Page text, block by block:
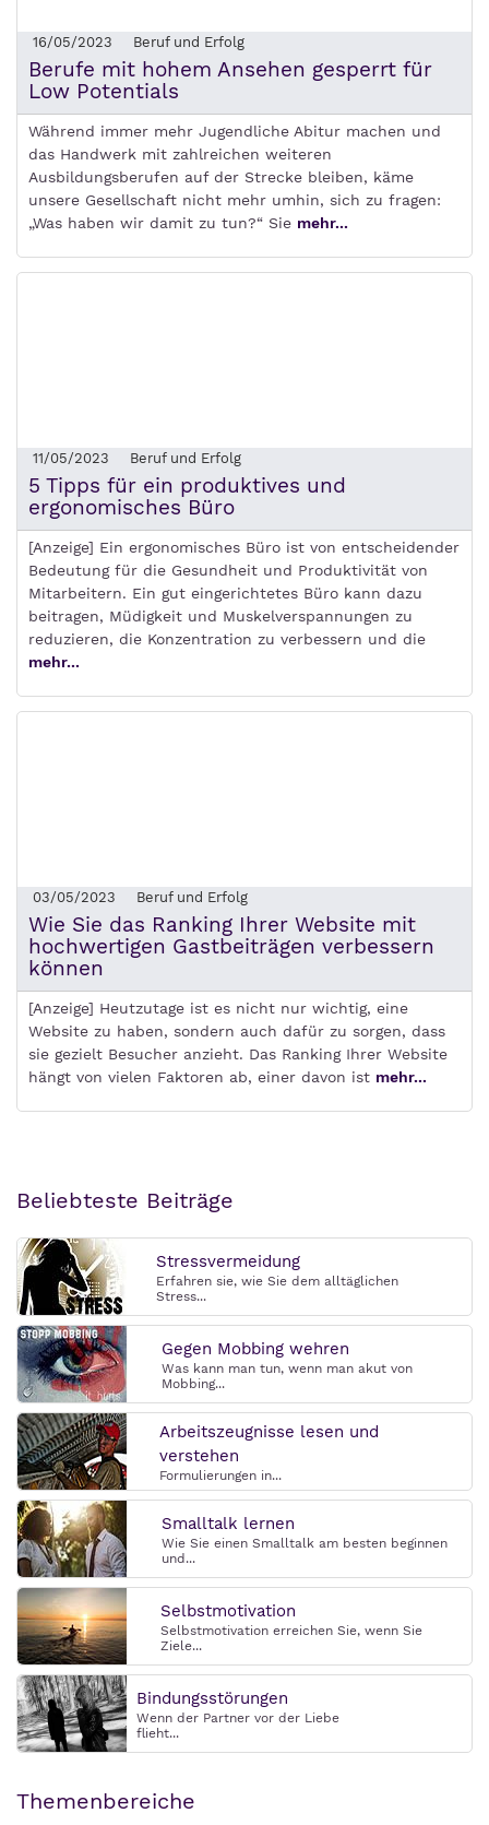
16/05/2023 Beruf und Erfolg
Berufe mit hohem Ansehen gesperrt für
Low Potentials
Während immer mehr Jugendliche Abitur machen und
das Handwerk mit zahlreichen weiteren
Ausbildungsberufen auf der Strecke bleiben, käme
unsere Gesellschaft nicht mehr umhin, sich zu fragen:
„Was haben wir damit zu tun?“ Sie mehr...
11/05/2023 Beruf und Erfolg
5 Tipps für ein produktives und
ergonomisches Büro
[Anzeige] Ein ergonomisches Büro ist von entscheidender
Bedeutung für die Gesundheit und Produktivität von
Mitarbeitern. Ein gut eingerichtetes Büro kann dazu
beitragen, Müdigkeit und Muskelverspannungen zu
reduzieren, die Konzentration zu verbessern und die
mehr...
03/05/2023 Beruf und Erfolg
Wie Sie das Ranking Ihrer Website mit
hochwertigen Gastbeiträgen verbessern
können
[Anzeige] Heutzutage ist es nicht nur wichtig, eine
Website zu haben, sondern auch dafür zu sorgen, dass
sie gezielt Besucher anzieht. Das Ranking Ihrer Website
hängt von vielen Faktoren ab, einer davon ist mehr...
Beliebteste Beiträge
Stressvermeidung
Erfahren sie, wie Sie dem alltäglichen
Stress...
Gegen Mobbing wehren
Was kann man tun, wenn man akut von
Mobbing...
Arbeitszeugnisse lesen und
verstehen
Formulierungen in...
Smalltalk lernen
Wie Sie einen Smalltalk am besten beginnen
und...
Selbstmotivation
Selbstmotivation erreichen Sie, wenn Sie
Ziele...
Bindungsstörungen
Wenn der Partner vor der Liebe
flieht...
Themenbereiche